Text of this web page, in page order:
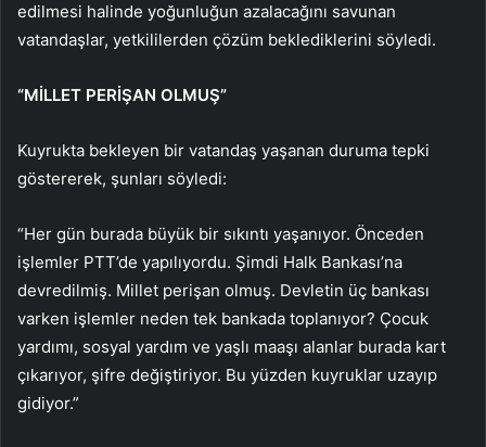
edilmesi halinde yoğunluğun azalacağını savunan
vatandaşlar, yetkililerden çözüm beklediklerini söyledi.
“MİLLET PERİŞAN OLMUŞ”
Kuyrukta bekleyen bir vatandaş yaşanan duruma tepki
göstererek, şunları söyledi:
“Her gün burada büyük bir sıkıntı yaşanıyor. Önceden
işlemler PTT’de yapılıyordu. Şimdi Halk Bankası’na
devredilmiş. Millet perişan olmuş. Devletin üç bankası
varken işlemler neden tek bankada toplanıyor? Çocuk
yardımı, sosyal yardım ve yaşlı maaşı alanlar burada kart
çıkarıyor, şifre değiştiriyor. Bu yüzden kuyruklar uzayıp
gidiyor.”